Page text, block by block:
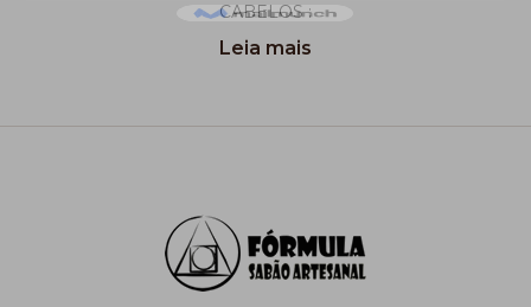
CABELOS :
Leia mais